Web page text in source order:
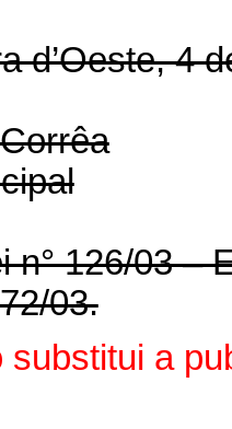
d’Oeste, 4
n° 126/03 –
03.
a